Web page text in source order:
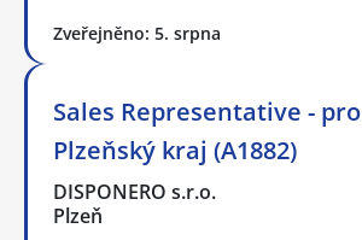
Zveřejněno: 5. srpna
Sales Representative - pro
Plzeňský kraj (A1882)
DISPONERO s.r.o.
Plzeň